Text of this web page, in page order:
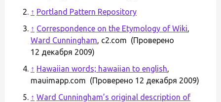
↑ Portland Pattern Repository
↑ Correspondence on the Etymology of Wiki,
Ward Cunningham, c2.com (Проверено
12 декабря 2009)
↑ Hawaiian words; hawaiian to english,
mauimapp.com (Проверено 12 декабря 2009)
↑ Ward Cunningham’s original description of